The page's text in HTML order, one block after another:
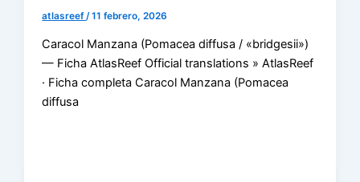
atlasreef /11 febrero, 2026
Caracol Manzana (Pomacea diffusa / «bridgesii»)
— Ficha AtlasReef Official translations » AtlasReef
· Ficha completa Caracol Manzana (Pomacea
diffusa